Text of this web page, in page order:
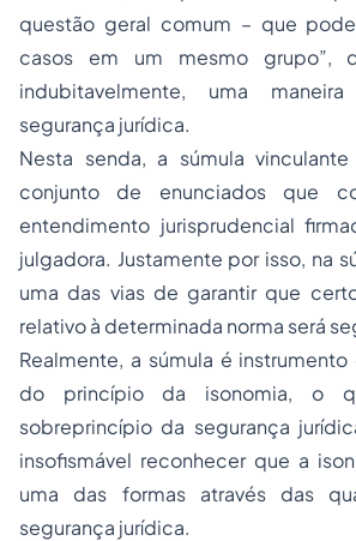
questão geral comum – que
casos em um mesmo grupo”,
indubitavelmente, uma
segurança jurídica.
Nesta senda, a súmula vinculante
conjunto de enunciados que
entendimento jurisprudencial
julgadora. Justamente por isso, na
uma das vias de garantir que
relativo à determinada norma será
Realmente, a súmula é
do princípio da isonomia, o
sobreprincípio da segurança
insofismável reconhecer que a
uma das formas através das
segurança jurídica.